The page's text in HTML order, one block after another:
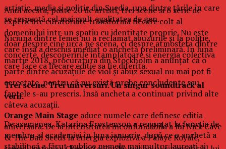
artistic, media şi politic din Suedia, una dintre ţările în care
se respectă cel mai mult egalitatea de gen.
Niciuna dintre femei nu a reclamat abuzurile şi la poliţie,
care însă a deschis imediat o anchetă preliminară. În luna
martie 2018, procuratura din Stockholm a anunţat că o
parte dintre acuzaţiile de viol şi abuz sexual nu mai pot fi
cercetate, pentru că nu există probe concludente sau
faptele s-au prescris. Însă ancheta a continuat privind alte
câteva acuzaţii.
De asemenea, Katarina Frostenson a renunţat la funcţia de
membru al academiei în luna ianuarie, după ce o anchetă a
stabilit că a făcut publice numele mai multor laureaţi ai
Anul acesta, peste 20 de artisti, trei scene si o serie de
experiente curatoriate transforma fiecare colt al
domeniului intr-un spatiu cu identitate proprie. Nu este
doar despre cine urca pe scena, ci despre atmosfera dintre
concerte, descoperirile intamplatoare si energia colectiva
care face ca fiecare editie sa fie diferita.
Trei scene. Trei universuri. Un singur soundtrack al
verii.
Orange Main Stage aduce numele care definesc editia
aniversara. De la intensitatea inconfundabila a lui Nick Cave
& The Bad Seeds la energia exploziva a Palaye Royale,